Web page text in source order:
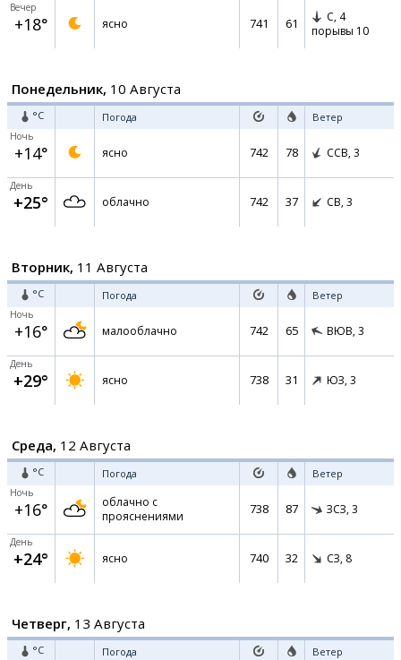
Вечер
+18° ясно 741 61 С, 4
порывы 10
Понедельник, 10 Августа
°C Погода Ветер
Ночь
+14° ясно 742 78 ССВ, 3
День
+25° облачно 742 37 СВ, 3
Вторник, 11 Августа
°C Погода Ветер
Ночь
+16° малооблачно 742 65 ВЮВ, 3
День
+29° ясно 738 31 ЮЗ, 3
Среда, 12 Августа
°C Погода Ветер
Ночь
+16°
облачно с
прояснениями
738 87 ЗСЗ, 3
День
+24° ясно 740 32 СЗ, 8
Четверг, 13 Августа
°C Погода Ветер